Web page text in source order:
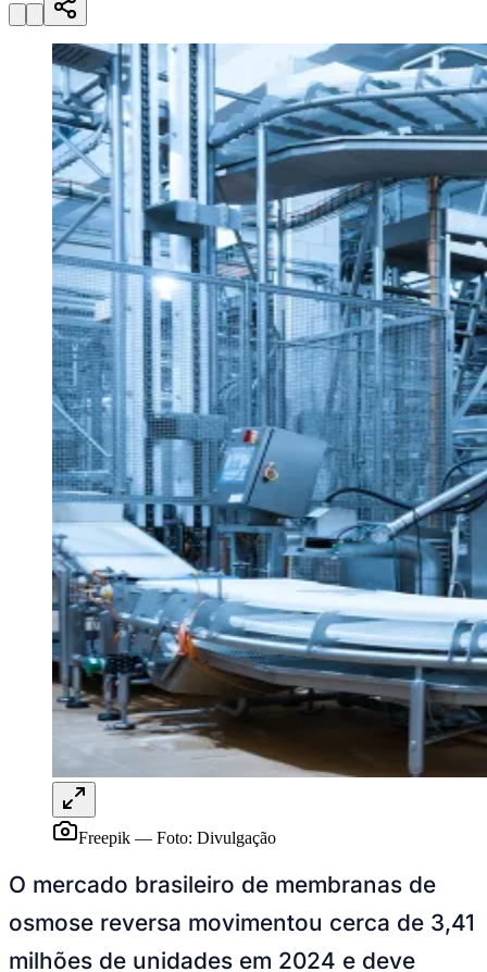
Bragantino
Vitória
Freepik
O mercado brasileiro de membranas de
osmose reversa movimentou cerca de 3,41
milhões de unidades em 2024 e deve
atingir 5,78 milhões até 2035, com